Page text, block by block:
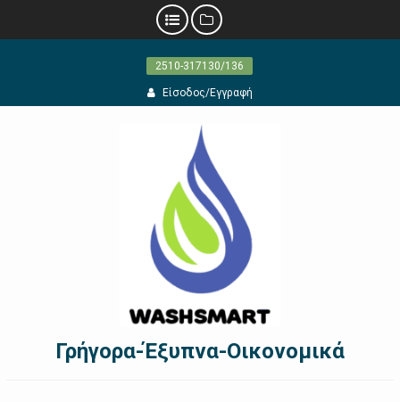
2510-317130/136
Είσοδος/Εγγραφή
Γρήγορα-Έξυπνα-Οικονομικά